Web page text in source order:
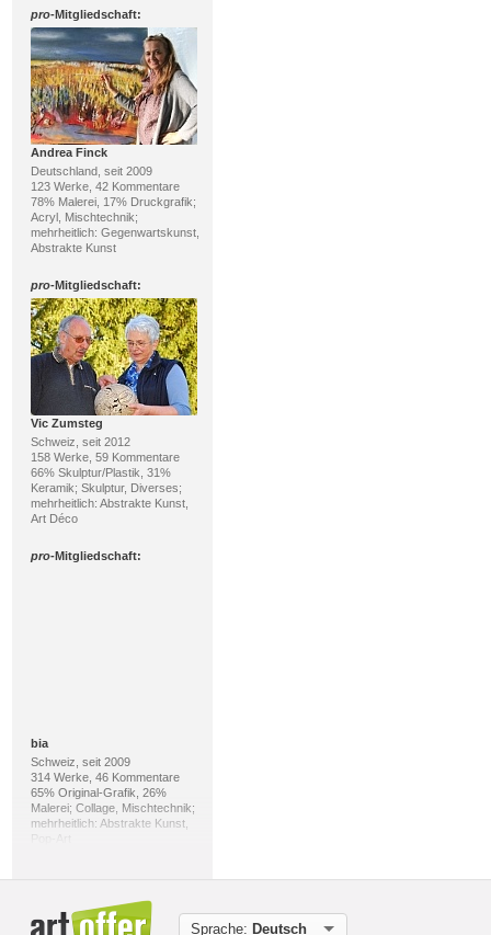
pro-Mitgliedschaft:
Andrea Finck
Deutschland, seit 2009
123 Werke, 42 Kommentare
78% Malerei, 17% Druckgrafik;
Acryl, Mischtechnik;
mehrheitlich: Gegenwartskunst,
Abstrakte Kunst
pro-Mitgliedschaft:
Vic Zumsteg
Schweiz, seit 2012
158 Werke, 59 Kommentare
66% Skulptur/Plastik, 31%
Keramik; Skulptur, Diverses;
mehrheitlich: Abstrakte Kunst,
Art Déco
pro-Mitgliedschaft:
bia
Schweiz, seit 2009
314 Werke, 46 Kommentare
65% Original-Grafik, 26%
Malerei; Collage, Mischtechnik;
mehrheitlich: Abstrakte Kunst,
Pop-Art
Sprache: Deutsch